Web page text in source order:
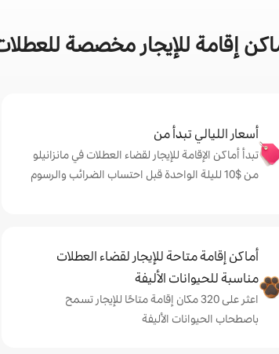
إقامة للإيجار مخصصة
أسعار الليالي تبدأ من
تبدأ أماكن الإقامة للإيجار لقضاء العطلات في مانزانيلو
من $‏10 لليلة الواحدة قبل احتساب الضرائب والرسوم
أماكن إقامة متاحة للإيجار لقضاء العطلات
مناسبة للحيوانات الأليفة
اعثر على 320 مكان إقامة متاحًا للإيجار تسمح
باصطحاب الحيوانات الأليفة